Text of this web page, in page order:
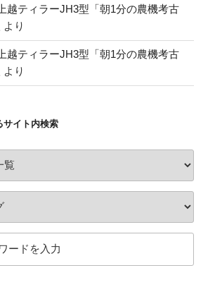
越ティラーJH3型「朝1分の農機考古
より
越ティラーJH3型「朝1分の農機考古
より
サイト内検索